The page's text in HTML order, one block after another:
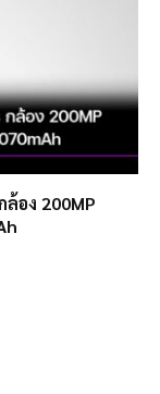
ล้อง 200MP